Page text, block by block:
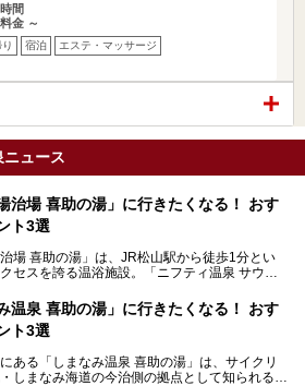
間
金 ～
宿泊 エステ・マッサージ
ュース
治場 喜助の湯」に行きたくなる！ おす
ト3選
治場 喜助の湯」は、JR松山駅から徒歩1分とい
セスを誇る温浴施設。「ニフティ温泉 サウナ
る人気スポットです。天然温泉・サウナ・岩盤
宿泊まで“癒しのすべて”がそろう人気施設の中で
すめしたい3つのポイントについて厳選してお
温泉 喜助の湯」に行きたくなる！ おす
ト3選
ある「しまなみ温泉 喜助の湯」は、サイクリ
しまなみ海道の今治側の拠点として知られる人